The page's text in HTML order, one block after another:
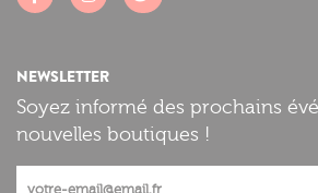
NEWSLETTER
Soyez informé des prochains
nouvelles boutiques !